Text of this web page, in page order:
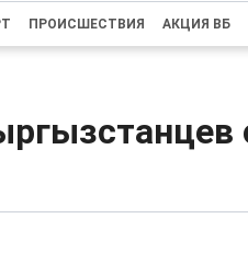
ПРОИСШЕСТВИЯ АКЦИЯ ВБ